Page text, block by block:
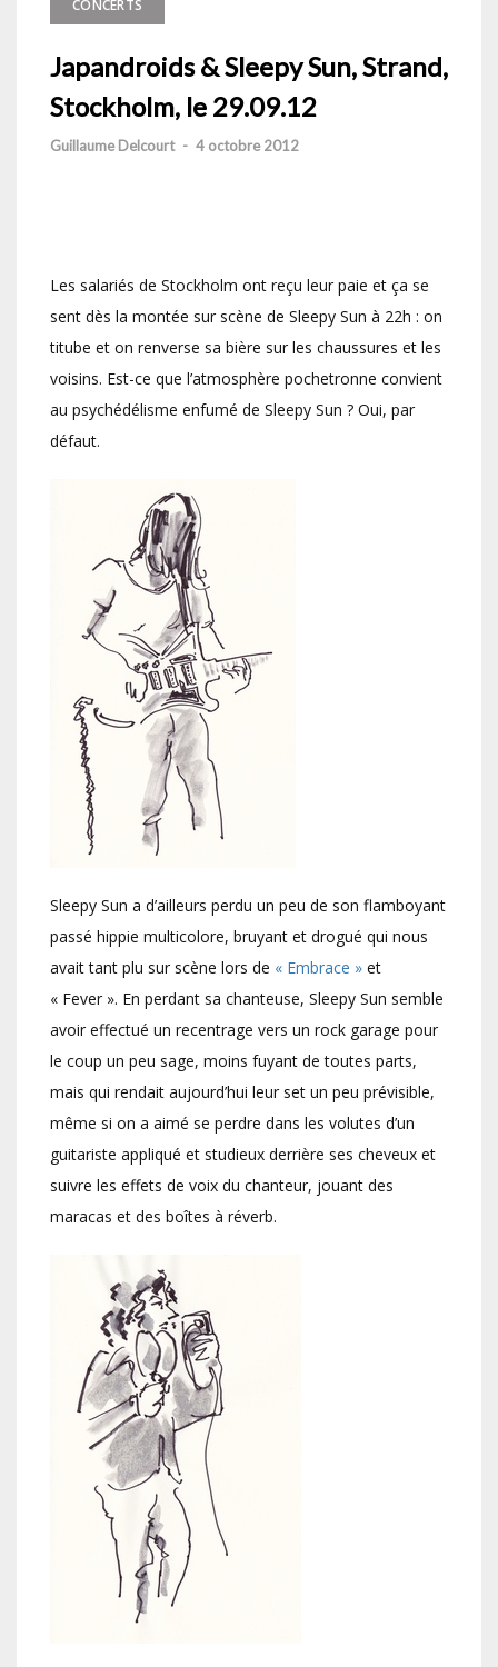
CONCERTS
Japandroids & Sleepy Sun, Strand,
Stockholm, le 29.09.12
Guillaume Delcourt - 4 octobre 2012
Les salariés de Stockholm ont reçu leur paie et ça se
sent dès la montée sur scène de Sleepy Sun à 22h : on
titube et on renverse sa bière sur les chaussures et les
voisins. Est-ce que l’atmosphère pochetronne convient
au psychédélisme enfumé de Sleepy Sun ? Oui, par
défaut.
Sleepy Sun a d’ailleurs perdu un peu de son flamboyant
passé hippie multicolore, bruyant et drogué qui nous
avait tant plu sur scène lors de « Embrace » et
« Fever ». En perdant sa chanteuse, Sleepy Sun semble
avoir effectué un recentrage vers un rock garage pour
le coup un peu sage, moins fuyant de toutes parts,
mais qui rendait aujourd’hui leur set un peu prévisible,
même si on a aimé se perdre dans les volutes d’un
guitariste appliqué et studieux derrière ses cheveux et
suivre les effets de voix du chanteur, jouant des
maracas et des boîtes à réverb.